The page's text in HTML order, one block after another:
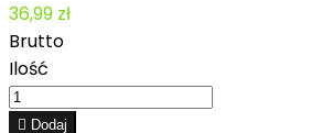
36,99 zł
Brutto
Ilość
 Dodaj